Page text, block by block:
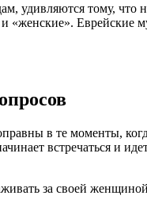
удивляются тому,
«женские».
в те моменты,
встречаться и
за своей